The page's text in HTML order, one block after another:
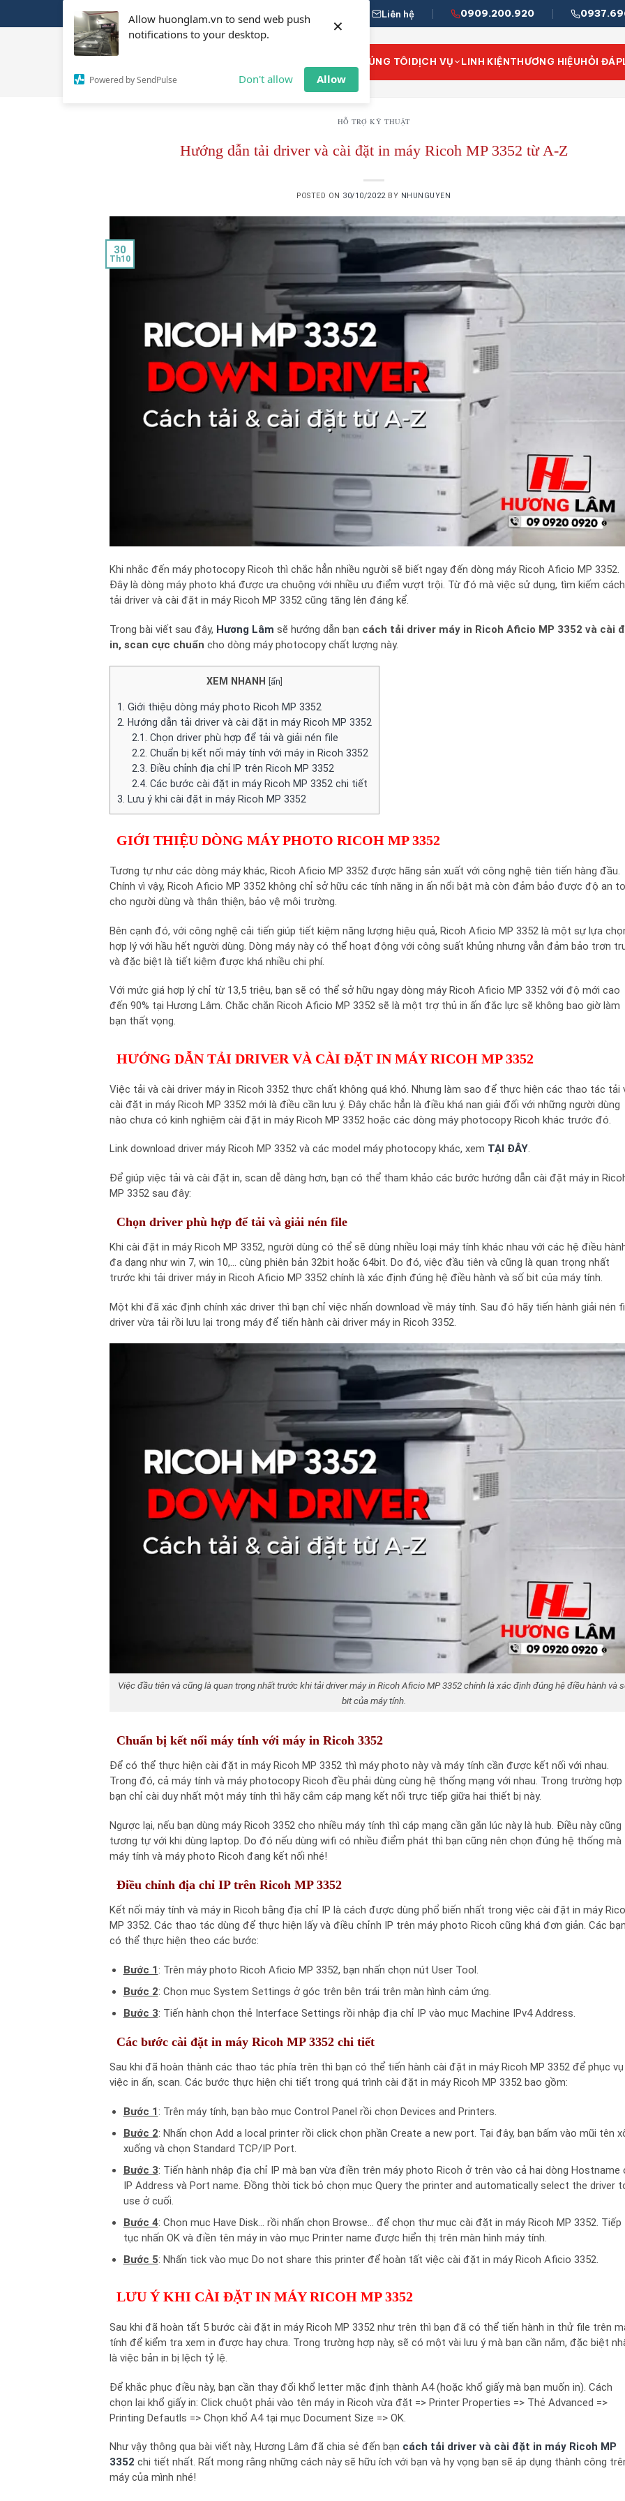
Allow huonglam.vn to send web push
notifications to your desktop.
Powered by SendPulse Don't allow Allow
× Liên hệ 0909.200.920
VỀ CHÚNG TÔIDỊCH VỤ LINH KIỆNTHƯƠNG HIỆUHỎI ĐÁP
HỖ TRỢ KỸ THUẬT
Hướng dẫn tải driver và cài đặt in máy Ricoh MP 3352 từ A-Z
POSTED ON 30/10/2022 BY NHUNGUYEN
30
Th10
Khi nhắc đến máy photocopy Ricoh thì chắc hẳn nhiều người sẽ biết ngay đến dòng máy Ricoh Aficio MP 3352.
Đây là dòng máy photo khá được ưa chuộng với nhiều ưu điểm vượt trội. Từ đó mà việc sử dụng, tìm kiếm cách
tải driver và cài đặt in máy Ricoh MP 3352 cũng tăng lên đáng kể.
Trong bài viết sau đây, Hương Lâm sẽ hướng dẫn bạn cách tải driver máy in Ricoh Aficio MP 3352 và cài
in, scan cực chuẩn cho dòng máy photocopy chất lượng này.
XEM NHANH ẩn
1. Giới thiệu dòng máy photo Ricoh MP 3352
2. Hướng dẫn tải driver và cài đặt in máy Ricoh MP 3352
2.1. Chọn driver phù hợp để tải và giải nén file
2.2. Chuẩn bị kết nối máy tính với máy in Ricoh 3352
2.3. Điều chỉnh địa chỉ IP trên Ricoh MP 3352
2.4. Các bước cài đặt in máy Ricoh MP 3352 chi tiết
3. Lưu ý khi cài đặt in máy Ricoh MP 3352
GIỚI THIỆU DÒNG MÁY PHOTO RICOH MP 3352
Tương tự như các dòng máy khác, Ricoh Aficio MP 3352 được hãng sản xuất với công nghệ tiên tiến hàng đầu.
Chính vì vậy, Ricoh Aficio MP 3352 không chỉ sở hữu các tính năng in ấn nổi bật mà còn đảm bảo được độ an
cho người dùng và thân thiện, bảo vệ môi trường.
Bên cạnh đó, với công nghệ cải tiến giúp tiết kiệm năng lượng hiệu quả, Ricoh Aficio MP 3352 là một sự lựa
hợp lý với hầu hết người dùng. Dòng máy này có thể hoạt động với công suất khủng nhưng vẫn đảm bảo trơn
và đặc biệt là tiết kiệm được khá nhiều chi phí.
Với mức giá hợp lý chỉ từ 13,5 triệu, bạn sẽ có thể sở hữu ngay dòng máy Ricoh Aficio MP 3352 với độ mới cao
đến 90% tại Hương Lâm. Chắc chắn Ricoh Aficio MP 3352 sẽ là một trợ thủ in ấn đắc lực sẽ không bao giờ làm
bạn thất vọng.
HƯỚNG DẪN TẢI DRIVER VÀ CÀI ĐẶT IN MÁY RICOH MP 3352
Việc tải và cài driver máy in Ricoh 3352 thực chất không quá khó. Nhưng làm sao để thực hiện các thao tác tải
cài đặt in máy Ricoh MP 3352 mới là điều cần lưu ý. Đây chắc hẳn là điều khá nan giải đối với những người dùng
nào chưa có kinh nghiệm cài đặt in máy Ricoh MP 3352 hoặc các dòng máy photocopy Ricoh khác trước đó.
Link download driver máy Ricoh MP 3352 và các model máy photocopy khác, xem TẠI ĐÂY.
Để giúp việc tải và cài đặt in, scan dễ dàng hơn, bạn có thể tham khảo các bước hướng dẫn cài đặt máy in
MP 3352 sau đây:
Chọn driver phù hợp để tải và giải nén file
Khi cài đặt in máy Ricoh MP 3352, người dùng có thể sẽ dùng nhiều loại máy tính khác nhau với các hệ điều
đa dạng như win 7, win 10,… cùng phiên bản 32bit hoặc 64bit. Do đó, việc đầu tiên và cũng là quan trọng nhất
trước khi tải driver máy in Ricoh Aficio MP 3352 chính là xác định đúng hệ điều hành và số bit của máy tính.
Một khi đã xác định chính xác driver thì bạn chỉ việc nhấn download về máy tính. Sau đó hãy tiến hành giải nén
driver vừa tải rồi lưu lại trong máy để tiến hành cài driver máy in Ricoh 3352.
Việc đầu tiên và cũng là quan trọng nhất trước khi tải driver máy in Ricoh Aficio MP 3352 chính là xác định đúng hệ điều hành và
bit của máy tính.
Chuẩn bị kết nối máy tính với máy in Ricoh 3352
Để có thể thực hiện cài đặt in máy Ricoh MP 3352 thì máy photo này và máy tính cần được kết nối với nhau.
Trong đó, cả máy tính và máy photocopy Ricoh đều phải dùng cùng hệ thống mạng với nhau. Trong trường hợp
bạn chỉ cài duy nhất một máy tính thì hãy cắm cáp mạng kết nối trực tiếp giữa hai thiết bị này.
Ngược lại, nếu bạn dùng máy Ricoh 3352 cho nhiều máy tính thì cáp mạng cần gắn lúc này là hub. Điều này cũng
tương tự với khi dùng laptop. Do đó nếu dùng wifi có nhiều điểm phát thì bạn cũng nên chọn đúng hệ thống mà
máy tính và máy photo Ricoh đang kết nối nhé!
Điều chỉnh địa chỉ IP trên Ricoh MP 3352
Kết nối máy tính và máy in Ricoh bằng địa chỉ IP là cách được dùng phổ biến nhất trong việc cài đặt in máy
MP 3352. Các thao tác dùng để thực hiện lấy và điều chỉnh IP trên máy photo Ricoh cũng khá đơn giản. Các
có thể thực hiện theo các bước:
Bước 1: Trên máy photo Ricoh Aficio MP 3352, bạn nhấn chọn nút User Tool.
Bước 2: Chọn mục System Settings ở góc trên bên trái trên màn hình cảm ứng.
Bước 3: Tiến hành chọn thẻ Interface Settings rồi nhập địa chỉ IP vào mục Machine IPv4 Address.
Các bước cài đặt in máy Ricoh MP 3352 chi tiết
Sau khi đã hoàn thành các thao tác phía trên thì bạn có thể tiến hành cài đặt in máy Ricoh MP 3352 để phục vụ
việc in ấn, scan. Các bước thực hiện chi tiết trong quá trình cài đặt in máy Ricoh MP 3352 bao gồm:
Bước 1: Trên máy tính, bạn bào mục Control Panel rồi chọn Devices and Printers.
Bước 2: Nhấn chọn Add a local printer rồi click chọn phần Create a new port. Tại đây, bạn bấm vào mũi tên
xuống và chọn Standard TCP/IP Port.
Bước 3: Tiến hành nhập địa chỉ IP mà bạn vừa điền trên máy photo Ricoh ở trên vào cả hai dòng Hostname
IP Address và Port name. Đồng thời tick bỏ chọn mục Query the printer and automatically select the driver
use ở cuối.
Bước 4: Chọn mục Have Disk… rồi nhấn chọn Browse… để chọn thư mục cài đặt in máy Ricoh MP 3352. Tiếp
tục nhấn OK và điền tên máy in vào mục Printer name được hiển thị trên màn hình máy tính.
Bước 5: Nhấn tick vào mục Do not share this printer để hoàn tất việc cài đặt in máy Ricoh Aficio 3352.
LƯU Ý KHI CÀI ĐẶT IN MÁY RICOH MP 3352
Sau khi đã hoàn tất 5 bước cài đặt in máy Ricoh MP 3352 như trên thì bạn đã có thể tiến hành in thử file trên
tính để kiểm tra xem in được hay chưa. Trong trường hợp này, sẽ có một vài lưu ý mà bạn cần nắm, đặc biệt
là việc bản in bị lệch tỷ lệ.
Để khắc phục điều này, bạn cần thay đổi khổ letter mặc định thành A4 (hoặc khổ giấy mà bạn muốn in). Cách
chọn lại khổ giấy in: Click chuột phải vào tên máy in Ricoh vừa đặt => Printer Properties => Thẻ Advanced =>
Printing Defautls => Chọn khổ A4 tại mục Document Size => OK.
Như vậy thông qua bài viết này, Hương Lâm đã chia sẻ đến bạn cách tải driver và cài đặt in máy Ricoh MP
3352 chi tiết nhất. Rất mong rằng những cách này sẽ hữu ích với bạn và hy vọng bạn sẽ áp dụng thành công
máy của mình nhé!